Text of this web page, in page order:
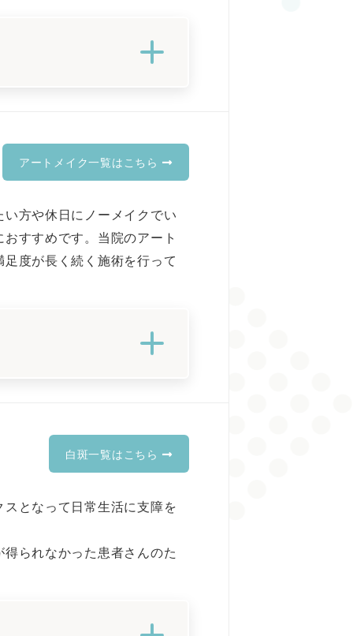
アートメイク一覧はこちら
方や休日にノーメイクでい
すすめです。当院のアート
度が長く続く施術を行って
白斑一覧はこちら
となって日常生活に支障を
られなかった患者さんのた